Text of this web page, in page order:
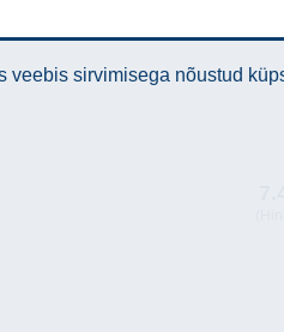
sirvimisega nõustud